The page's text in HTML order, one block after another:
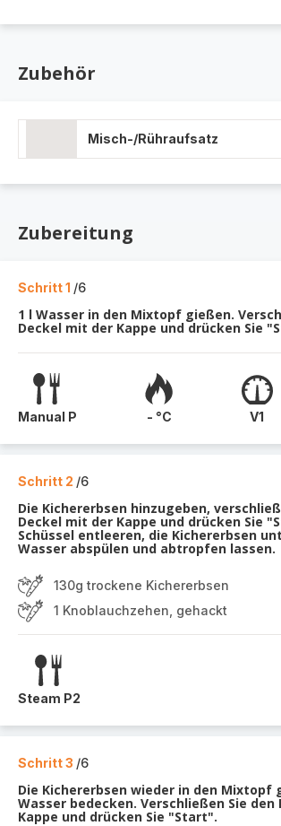
Zubehör
Misch-/Rühraufsatz
Zubereitung
Schritt 1 /6
1 l Wasser in den Mixtopf gießen.
Deckel mit der Kappe und drücken Sie
Manual P - °C V1
Schritt 2 /6
Die Kichererbsen hinzugeben,
Deckel mit der Kappe und drücken Sie
Schüssel entleeren, die Kichererbsen
Wasser abspülen und abtropfen lassen.
130g trockene Kichererbsen
1 Knoblauchzehen, gehackt
Steam P2
Schritt 3 /6
Die Kichererbsen wieder in den Mixtopf
Wasser bedecken. Verschließen Sie
Kappe und drücken Sie "Start".